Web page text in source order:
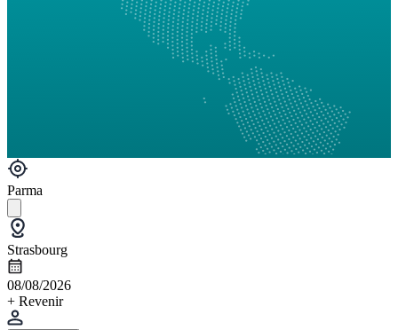
Parma
Strasbourg
08/08/2026
+ Revenir